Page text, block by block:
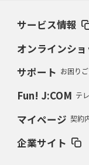
2026年2月19日(木)更新
37年女子W杯招致への
2026年2月12日(木)更新
2026年2月5日(木)更新
占い方
サービス情報
オンラインシ
サポート お困り
Fun! J:COM テ
マイページ 契約
企業サイト